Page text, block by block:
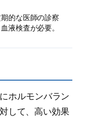
的な医師の診察
液検査が必要。
ホルモンバラン
して、高い効果